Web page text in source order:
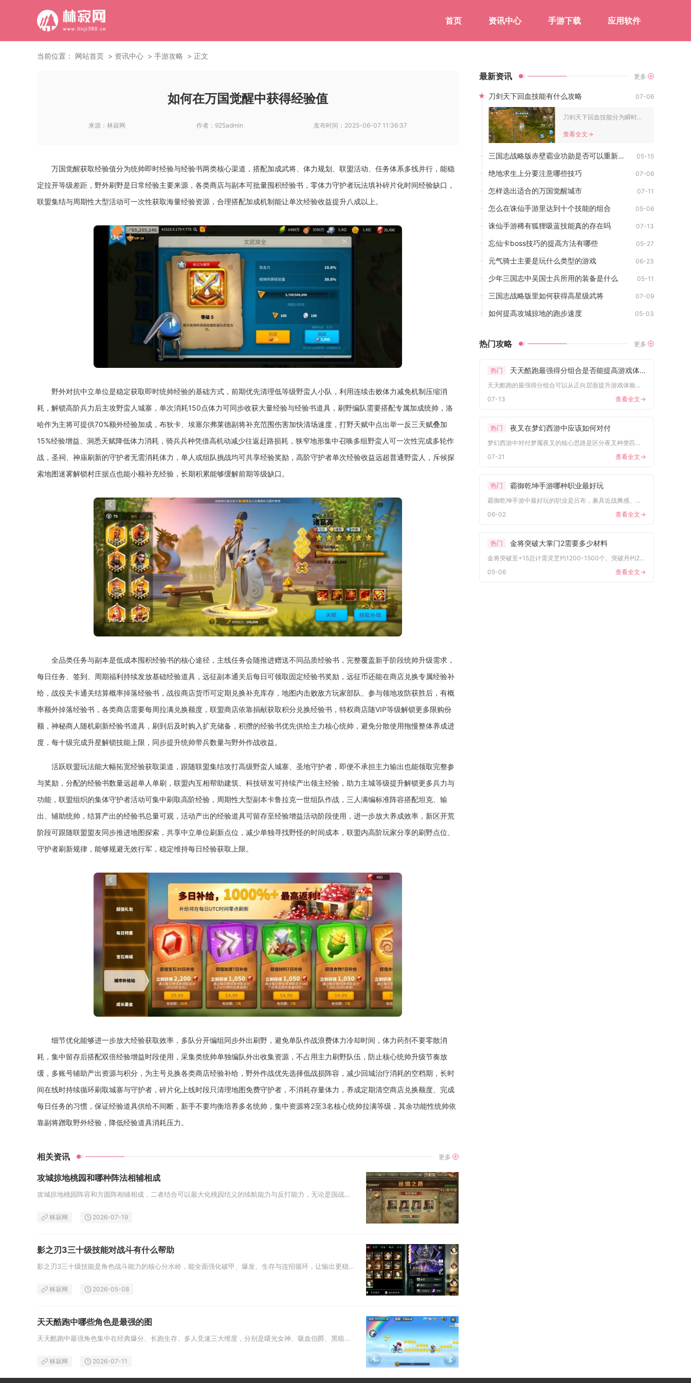
首页 资讯中心 手游下载 应用软件
当前位置： 网站首页 资讯中心 手游攻略 正文
如何在万国觉醒中获得经验值
来源： 林寂网 作者： 925admin 发布时间： 2025-06-07 11:36:37
万国觉醒获取经验值分为统帅即时经验与经验书两类核心渠道，搭配加成武将、体力规划、联盟活动、任务体系多线并行，能稳
定拉开等级差距，野外刷野是日常经验主要来源，各类商店与副本可批量囤积经验书，零体力守护者玩法填补碎片化时间经验缺口，
联盟集结与周期性大型活动可一次性获取海量经验资源，合理搭配加成机制能让单次经验收益提升八成以上。
野外对抗中立单位是稳定获取即时统帅经验的基础方式，前期优先清理低等级野蛮人小队，利用连续击败体力减免机制压缩消
耗，解锁高阶兵力后主攻野蛮人城寨，单次消耗150点体力可同步收获大量经验与经验书道具，刷野编队需要搭配专属加成统帅，洛
哈作为主将可提供70%额外经验加成，布狄卡、埃塞尔弗莱德副将补充范围伤害加快清场速度，打野天赋中点出举一反三天赋叠加
15%经验增益、洞悉天赋降低体力消耗，骑兵兵种凭借高机动减少往返赶路损耗，狭窄地形集中召唤多组野蛮人可一次性完成多轮作
战，圣祠、神庙刷新的守护者无需消耗体力，单人或组队挑战均可共享经验奖励，高阶守护者单次经验收益远超普通野蛮人，斥候探
索地图迷雾解锁村庄据点也能小额补充经验，长期积累能够缓解前期等级缺口。
全品类任务与副本是低成本囤积经验书的核心途径，主线任务会随推进赠送不同品质经验书，完整覆盖新手阶段统帅升级需求，
每日任务、签到、周期福利持续发放基础经验道具，远征副本通关后每日可领取固定经验书奖励，远征币还能在商店兑换专属经验补
给，战役关卡通关结算概率掉落经验书，战役商店货币可定期兑换补充库存，地图内击败敌方玩家部队、参与领地攻防获胜后，有概
率额外掉落经验书，各类商店需要每周拉满兑换额度，联盟商店依靠捐献获取积分兑换经验书，特权商店随VIP等级解锁更多限购份
额，神秘商人随机刷新经验书道具，刷到后及时购入扩充储备，积攒的经验书优先供给主力核心统帅，避免分散使用拖慢整体养成进
度，每十级完成升星解锁技能上限，同步提升统帅带兵数量与野外作战收益。
活跃联盟玩法能大幅拓宽经验获取渠道，跟随联盟集结攻打高级野蛮人城寨、圣地守护者，即便不承担主力输出也能领取完整参
与奖励，分配的经验书数量远超单人单刷，联盟内互相帮助建筑、科技研发可持续产出领主经验，助力主城等级提升解锁更多兵力与
功能，联盟组织的集体守护者活动可集中刷取高阶经验，周期性大型副本卡鲁拉克一世组队作战，三人满编标准阵容搭配坦克、输
出、辅助统帅，结算产出的经验书总量可观，活动产出的经验道具可留存至经验增益活动阶段使用，进一步放大养成效率，新区开荒
阶段可跟随联盟盟友同步推进地图探索，共享中立单位刷新点位，减少单独寻找野怪的时间成本，联盟内高阶玩家分享的刷野点位、
守护者刷新规律，能够规避无效行军，稳定维持每日经验获取上限。
细节优化能够进一步放大经验获取效率，多队分开编组同步外出刷野，避免单队作战浪费体力冷却时间，体力药剂不要零散消
耗，集中留存后搭配双倍经验增益时段使用，采集类统帅单独编队外出收集资源，不占用主力刷野队伍，防止核心统帅升级节奏放
缓，多账号辅助产出资源与积分，为主号兑换各类商店经验补给，野外作战优先选择低战损阵容，减少回城治疗消耗的空档期，长时
间在线时持续循环刷取城寨与守护者，碎片化上线时段只清理地图免费守护者，不消耗存量体力，养成定期清空商店兑换额度、完成
每日任务的习惯，保证经验道具供给不间断，新手不要均衡培养多名统帅，集中资源将2至3名核心统帅拉满等级，其余功能性统帅依
靠副将蹭取野外经验，降低经验道具消耗压力。
相关资讯 更多
攻城掠地桃园和哪种阵法相辅相成
攻城掠地桃园阵容和方圆阵相辅相成，二者结合可以最大化桃园结义的续航能力与反打能力，无论是国战混战、副本推图还是单挑对决，...
林寂网 2026-07-19
影之刃3三十级技能对战斗有什么帮助
影之刃3三十级技能是角色战斗能力的核心分水岭，能全面强化破甲、爆发、生存与连招循环，让输出更稳定、生存更持久、实战上限大...
林寂网 2026-05-08
天天酷跑中哪些角色是最强的图
天天酷跑中最强角色集中在经典爆分、长跑生存、多人竞速三大维度，分别是曙光女神、吸血伯爵、黑暗贤者，平民玩家首选乐·蔡文姬...
林寂网 2026-07-11
最新资讯 更多
刀剑天下回血技能有什么攻略 07-06
刀剑天下回血技能分为瞬时单体治疗、群体持续治疗、攻击吸血三类...
查看全文->
三国志战略版赤壁霸业功勋是否可以重新更改 05-15
绝地求生上分要注意哪些技巧 07-06
怎样选出适合的万国觉醒城市 07-11
怎么在诛仙手游里达到十个技能的组合 05-06
诛仙手游稀有狐狸吸蓝技能真的存在吗 07-13
忘仙卡boss技巧的提高方法有哪些 05-27
元气骑士主要是玩什么类型的游戏 06-23
少年三国志中吴国士兵所用的装备是什么 05-11
三国志战略版里如何获得高星级武将 07-09
如何提高攻城掠地的跑步速度 05-03
热门攻略 更多
热门 天天酷跑最强得分组合是否能提高游戏体验
天天酷跑的最强得分组合可以从正向层面提升游戏体验，但若是单纯...
07-13
查看全文->
热门 夜叉在梦幻西游中应该如何对付
梦幻西游中对付梦魇夜叉的核心思路是区分夜叉种类匹配对应操作节...
07-21
查看全文->
热门 霸御乾坤手游哪种职业最好玩
霸御乾坤手游中最好玩的职业是吕布，兼具近战爽感、高爆发与强生...
06-02
查看全文->
热门 金将突破大掌门2需要多少材料
金将突破至+15总计需灵芝约1200-1500个、突破丹约2...
05-06
查看全文->